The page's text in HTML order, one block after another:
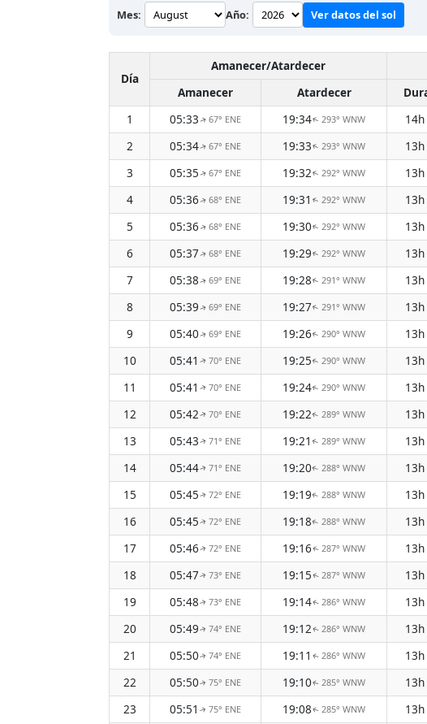
Mes: Año: Ver datos del sol
Día
Amanecer/Atardecer
Amanecer
Atardecer
1
05:33↑67° ENE 19:34↑293° WNW
2
05:34↑67° ENE 19:33↑293° WNW
3
05:35↑67° ENE 19:32↑ 292° WNW
4
05:36↑68° ENE 19:31 ↑ 292° WNW
5
05:36↑68° ENE 19:30↑ 292° WNW
6
05:37↑68° ENE 19:29↑ 292° WNW
7
05:38↑69° ENE 19:28↑ 291° WNW
8
05:39↑69° ENE 19:27↑ 291° WNW
9
05:40↑69° ENE 19:26↑ 290° WNW
10
05:41 ↑70° ENE 19:25↑ 290° WNW
11
05:41 ↑70° ENE 19:24↑ 290° WNW
12
05:42↑70° ENE 19:22↑ 289° WNW
13
05:43↑71° ENE 19:21 ↑ 289° WNW
14
05:44↑71° ENE 19:20↑ 288° WNW
15
05:45↑72° ENE 19:19↑ 288° WNW
16
05:45↑72° ENE 19:18↑ 288° WNW
17
05:46↑72° ENE 19:16↑ 287° WNW
18
05:47↑73° ENE 19:15↑ 287° WNW
19
05:48↑73° ENE 19:14↑ 286° WNW
20
05:49↑ 74° ENE 19:12↑ 286° WNW
21
05:50↑ 74° ENE 19:11 ↑ 286° WNW
22
05:50↑ 75° ENE 19:10↑ 285° WNW
23
05:51 ↑ 75° ENE 19:08↑ 285° WNW